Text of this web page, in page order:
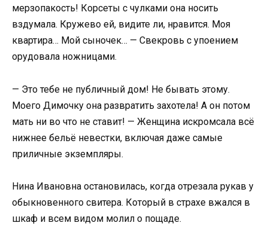
мерзопакость! Корсеты с чулками она носить
вздумала. Кружево ей, видите ли, нравится. Моя
квартира… Мой сыночек… — Свекровь с упоением
орудовала ножницами.
— Это тебе не публичный дом! Не бывать этому.
Моего Димочку она развратить захотела! А он потом
мать ни во что не ставит! — Женщина искромсала всё
нижнее бельё невестки, включая даже самые
приличные экземпляры.
Нина Ивановна остановилась, когда отрезала рукав у
обыкновенного свитера. Который в страхе вжался в
шкаф и всем видом молил о пощаде.